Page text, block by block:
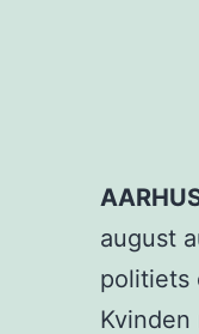
august
politiets